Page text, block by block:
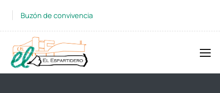
Buzón de convivencia